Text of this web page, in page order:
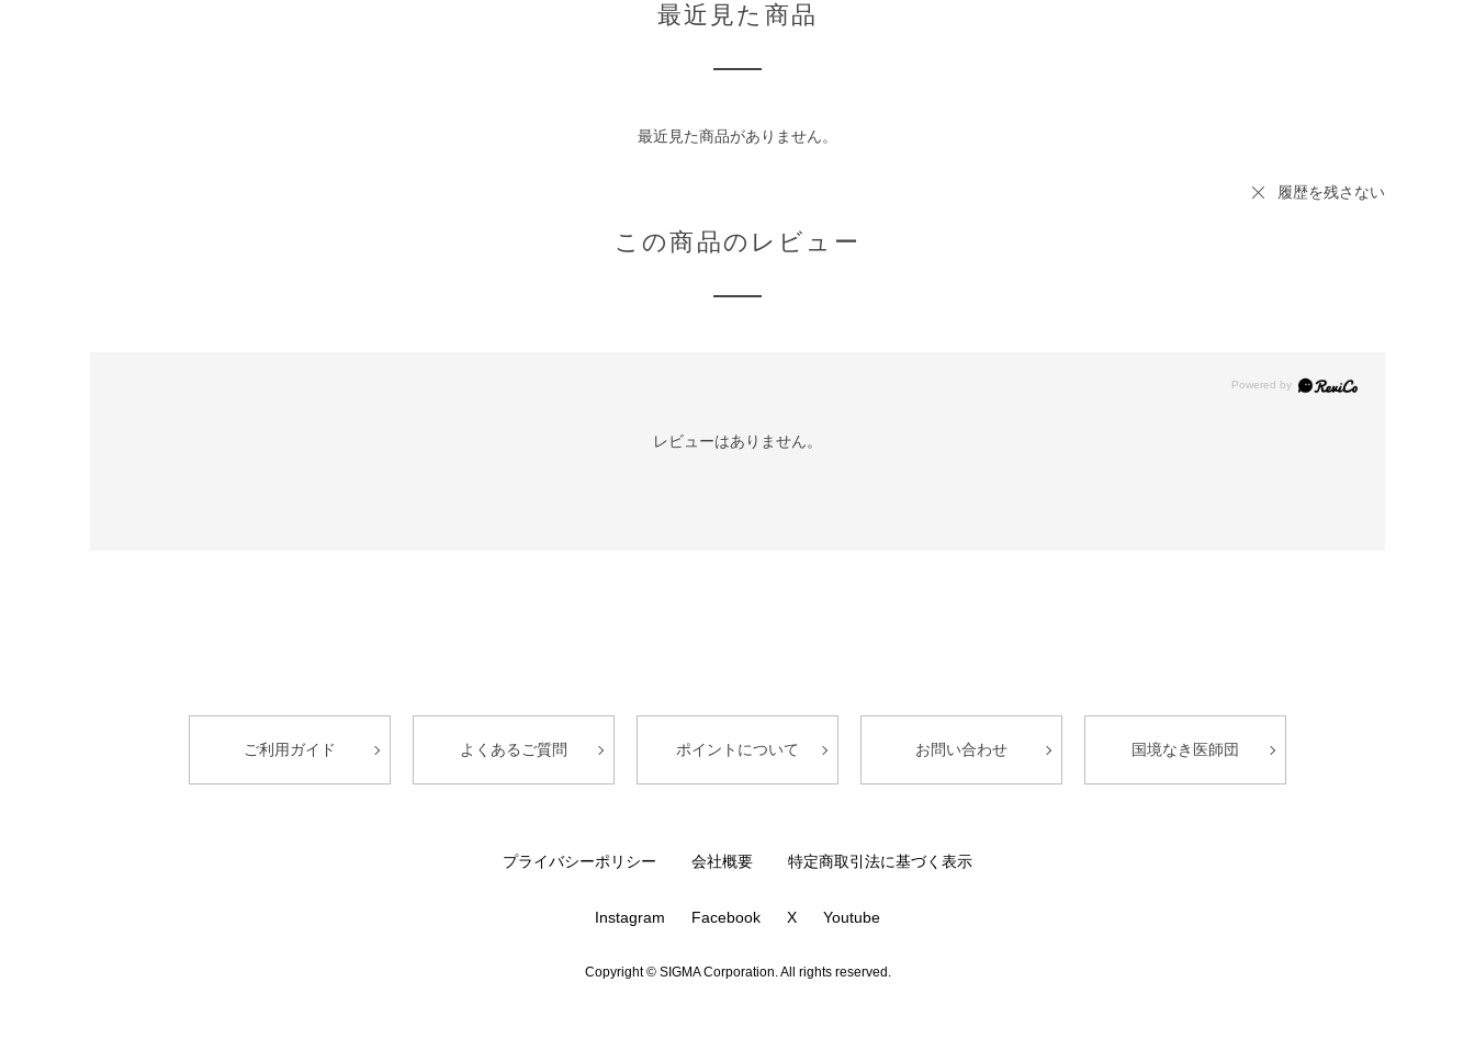
最近見た商品
最近見た商品がありません。
履歴を残さない
この商品のレビュー
レビューはありません。
ご利用ガイド よくあるご質問 ポイントについて お問い合わせ 国境なき医師団
プライバシーポリシー 会社概要 特定商取引法に基づく表示
Instagram Facebook X Youtube
Copyright © SIGMA Corporation. All rights reserved.